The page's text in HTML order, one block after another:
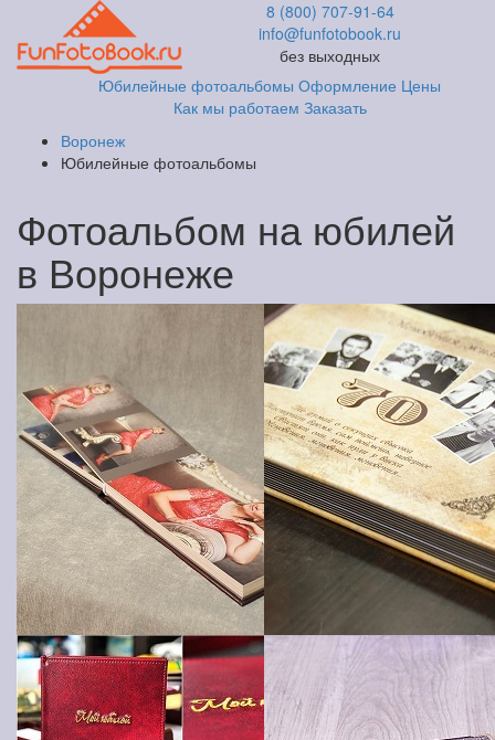
8 (800) 707-91-64
info@funfotobook.ru
без выходных
Юбилейные фотоальбомы Оформление Цены
Как мы работаем Заказать
Воронеж
Юбилейные фотоальбомы
Фотоальбом на юбилей
в Воронеже